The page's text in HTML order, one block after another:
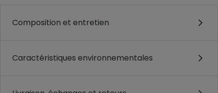
Composition et entretien
Caractéristiques environnementales